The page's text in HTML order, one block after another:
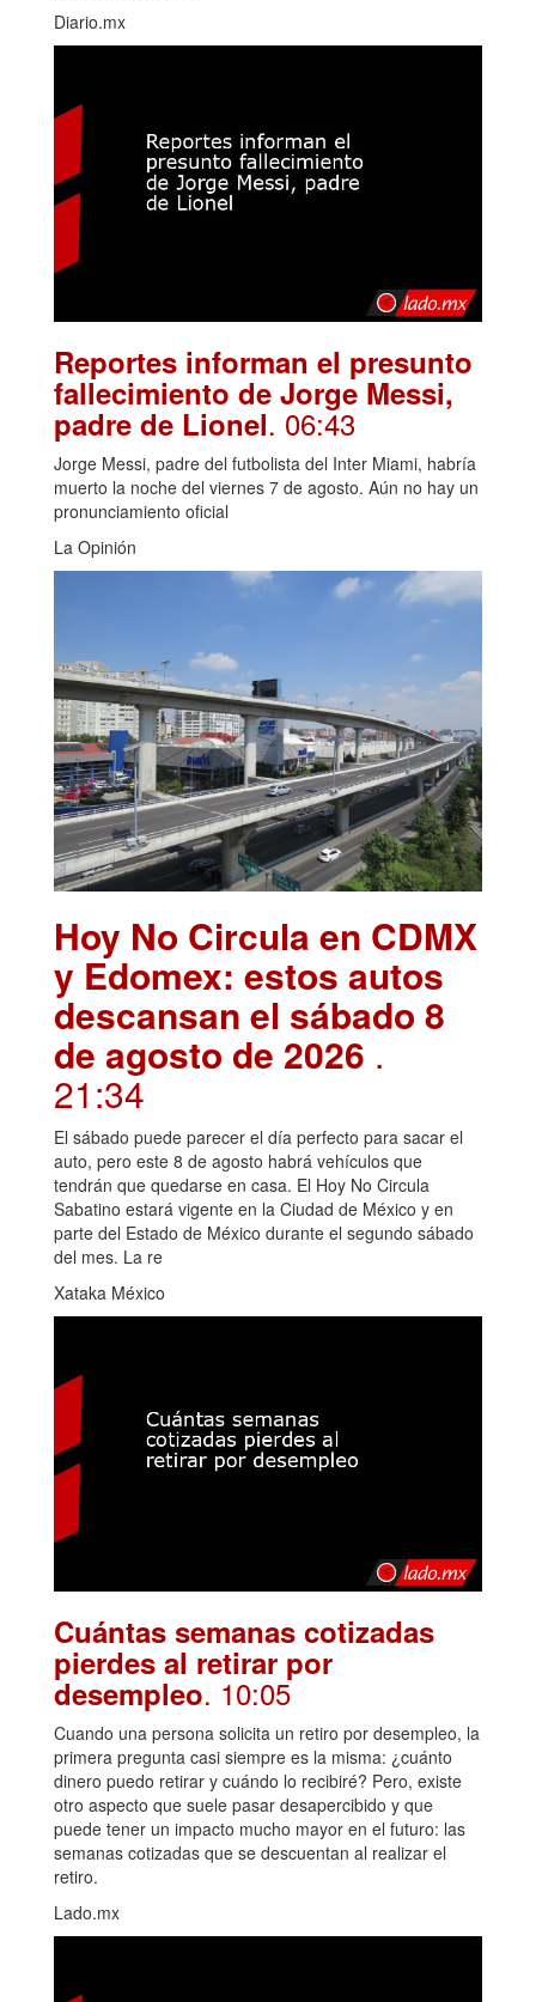
Diario.mx
Reportes informan el presunto
fallecimiento de Jorge Messi,
padre de Lionel. 06:43
Jorge Messi, padre del futbolista del Inter Miami, habría
muerto la noche del viernes 7 de agosto. Aún no hay un
pronunciamiento oficial
La Opinión
Hoy No Circula en CDMX
y Edomex: estos autos
descansan el sábado 8
de agosto de 2026 .
21:34
El sábado puede parecer el día perfecto para sacar el
auto, pero este 8 de agosto habrá vehículos que
tendrán que quedarse en casa. El Hoy No Circula
Sabatino estará vigente en la Ciudad de México y en
parte del Estado de México durante el segundo sábado
del mes. La re
Xataka México
Cuántas semanas cotizadas
pierdes al retirar por
desempleo. 10:05
Cuando una persona solicita un retiro por desempleo, la
primera pregunta casi siempre es la misma: ¿cuánto
dinero puedo retirar y cuándo lo recibiré? Pero, existe
otro aspecto que suele pasar desapercibido y que
puede tener un impacto mucho mayor en el futuro: las
semanas cotizadas que se descuentan al realizar el
retiro.
Lado.mx